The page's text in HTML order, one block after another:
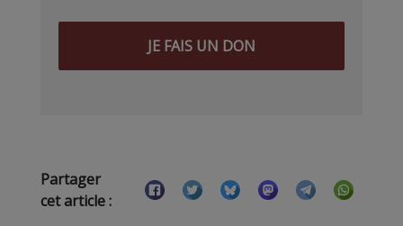
JE FAIS UN DON
Partager
cet article :